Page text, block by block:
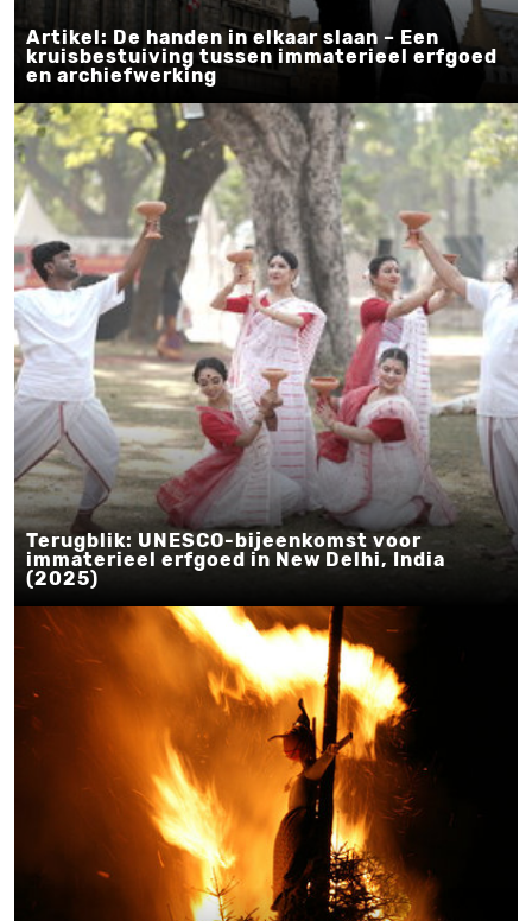
Artikel: De handen in elkaar slaan – Een
kruisbestuiving tussen immaterieel erfgoed
en archiefwerking
Terugblik: UNESCO-bijeenkomst voor
immaterieel erfgoed in New Delhi, India
(2025)